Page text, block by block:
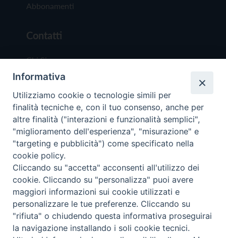
Abbonamenti
Contatti
Chi Siamo
Redazione
Scrivici
Copyright © 2019 - Tutti i diritti riservati - Vita
Trentina Editrice
Privacy Policy
Torna
Informativa
Utilizziamo cookie o tecnologie simili per
finalità tecniche e, con il tuo consenso, anche per
altre finalità ("interazioni e funzionalità semplici",
"miglioramento dell'esperienza", "misurazione" e
"targeting e pubblicità") come specificato nella
cookie policy.
Cliccando su "accetta" acconsenti all'utilizzo dei
cookie. Cliccando su "personalizza" puoi avere
maggiori informazioni sui cookie utilizzati e
personalizzare le tue preferenze. Cliccando su
"rifiuta" o chiudendo questa informativa proseguirai
la navigazione installando i soli cookie tecnici.